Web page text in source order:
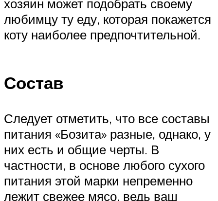
хозяин может подобрать своему
любимцу ту еду, которая покажется
коту наиболее предпочтительной.
Состав
Следует отметить, что все составы
питания «Бозита» разные, однако, у
них есть и общие черты. В
частности, в основе любого сухого
питания этой марки непременно
лежит свежее мясо, ведь ваш